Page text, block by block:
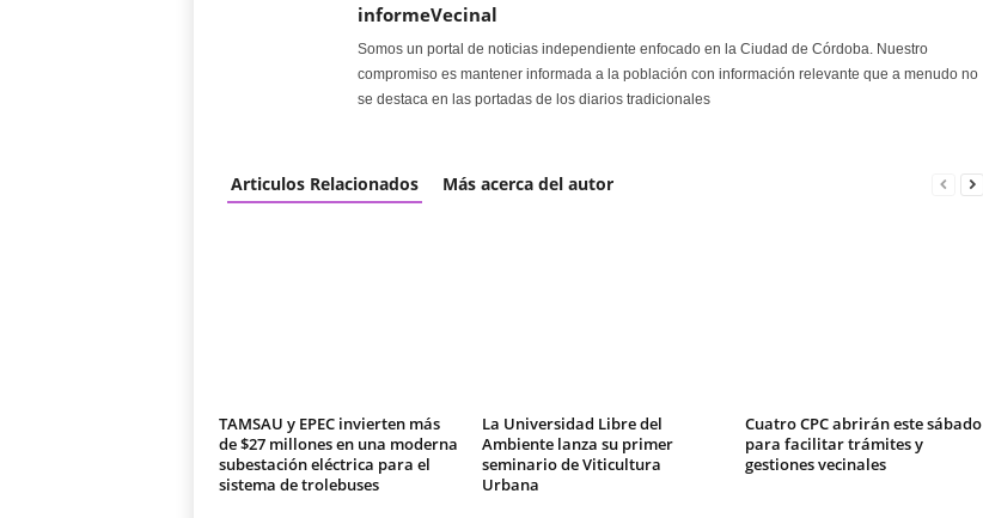
informeVecinal
Somos un portal de noticias independiente enfocado en la Ciudad de Córdoba. Nuestro
compromiso es mantener informada a la población con información relevante que a menudo no
se destaca en las portadas de los diarios tradicionales
Articulos Relacionados Más acerca del autor
TAMSAU y EPEC invierten más
de $27 millones en una moderna
subestación eléctrica para el
sistema de trolebuses
La Universidad Libre del
Ambiente lanza su primer
seminario de Viticultura
Urbana
Cuatro CPC abrirán este sábado
para facilitar trámites y
gestiones vecinales